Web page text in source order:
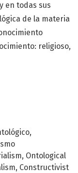
Ontological
Constructivist
en todas sus
de la materia
religioso,